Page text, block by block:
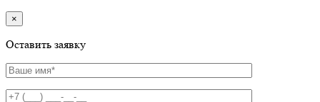
×
Оставить заявку